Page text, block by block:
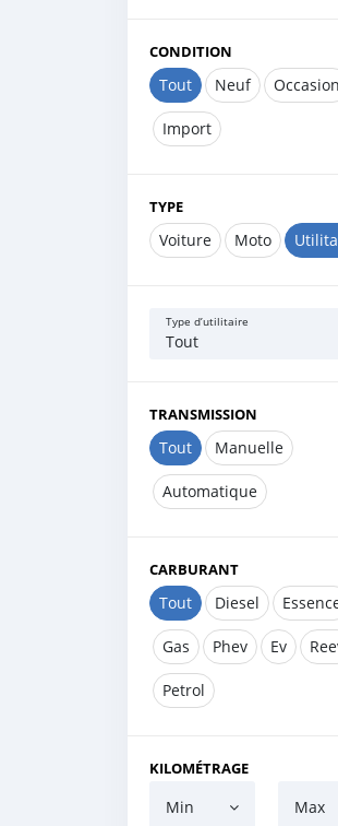
CONDITION
Tout Neuf Occasion
Import
TYPE
Voiture Moto
Type d’utilitaire
Tout
TRANSMISSION
Tout Manuelle
Automatique
CARBURANT
Tout Diesel
Gas Phev Ev
Petrol
KILOMÉTRAGE
Min Max